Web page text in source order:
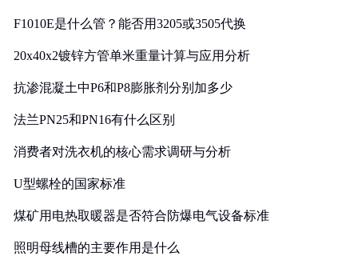
F1010E是什么管？能否用3205或3505代换
20x40x2镀锌方管单米重量计算与应用分析
抗渗混凝土中P6和P8膨胀剂分别加多少
法兰PN25和PN16有什么区别
消费者对洗衣机的核心需求调研与分析
U型螺栓的国家标准
煤矿用电热取暖器是否符合防爆电气设备标准
照明母线槽的主要作用是什么